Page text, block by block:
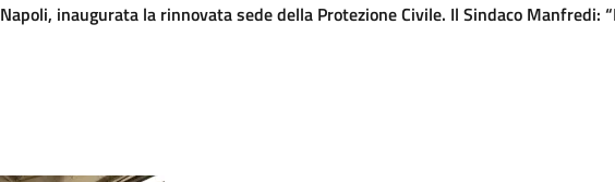
Napoli, inaugurata la rinnovata sede della Protezione Civile. Il Sindaco Manfredi: